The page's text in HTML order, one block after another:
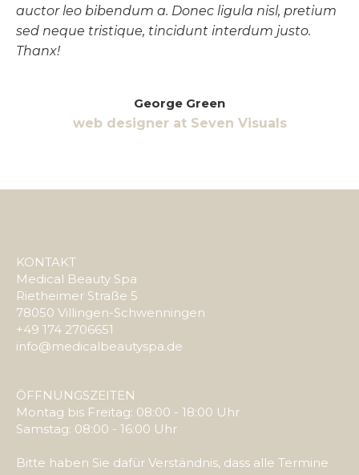
auctor leo bibendum a. Donec ligula nisl, pretium
sed neque tristique, tincidunt interdum justo.
Thanx!
George Green
web designer at Seven Visuals
KONTAKT
Medical Beauty Spa
Rietheimer Straße 5
78050 Villingen-Schwenningen
+49 174 2706651
info@medicalbeautyspa.de
ÖFFNUNGSZEITEN
Montag bis Freitag: 08:00 - 18:00 Uhr
Samstag: 08:00 - 16:00 Uhr
Bitte haben Sie dafür Verständnis, dass alle Termine